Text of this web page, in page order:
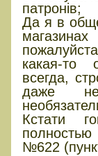
патронів;
Да я в
какая-то
всегда,
даже не
Кстати
полностью
№622